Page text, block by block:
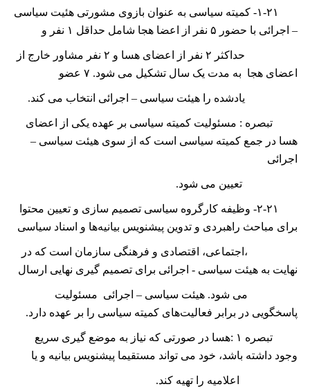
۱-۲۱- کمیته سیاسی به عنوان بازوی مشورتی ھئیت سیاسی
– اجرائی با حضور ۵نفر از اعضا ھجا شامل حداقل ۱ نفر و
حداکثر ۲نفر از اعضای ھسا و ۲نفر مشاور خارج از
اعضای ھجا به مدت یک سال تشکیل می شود. ۷عضو
یادشده را هیئت سیاسی – اجرائی انتخاب می کند.
تبصره : مسئولیت کمیته سیاسی بر عھده یکی از اعضای
ھسا در جمع کمیته سیاسی است که از سوی ھیئت سیاسی –
اجرائی
تعیین می شود.
۲-۲۱- وظیفه کارگروه سیاسی تصمیم سازی و تعیین محتوا
برای مباحث راهبردی و تدوین پیشنویس بیانیه‌ها و اسناد سیاسی
،اجتماعی، اقتصادی و فرهنگی سازمان است که در
نهایت به هیئت سیاسی - اجرائی برای تصمیم گیری نهایی ارسال
می شود. هیئت سیاسی – اجرائی مسئولیت
پاسخگویی در برابر فعالیت‌های کمیته سیاسی را بر عهده دارد.
تبصره ۱ : هسا در صورتی که نیاز به موضع گیری سریع
وجود داشته باشد، خود می تواند مستقیما پیشنویس بیانیه و یا
اعلامیه را تهیه کند.